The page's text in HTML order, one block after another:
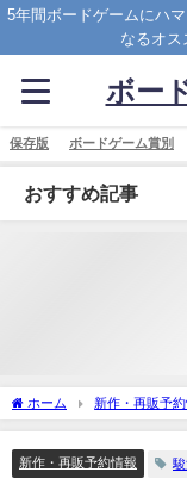
5年間ボードゲームにハ
なるオス
ボー
保存版 ボードゲーム賞別
おすすめ記事
ホーム 新作・再販予
約購入可能なショップ紹介！
新作・再販予約情報